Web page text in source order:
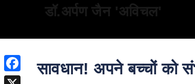
डॉ.अर्पण जैन 'अविचल'
सावधान! अपने बच्चों को
Facebook